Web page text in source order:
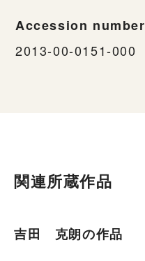
Accession number
2013-00-0151-000
関連所蔵作品
吉田 克朗の作品